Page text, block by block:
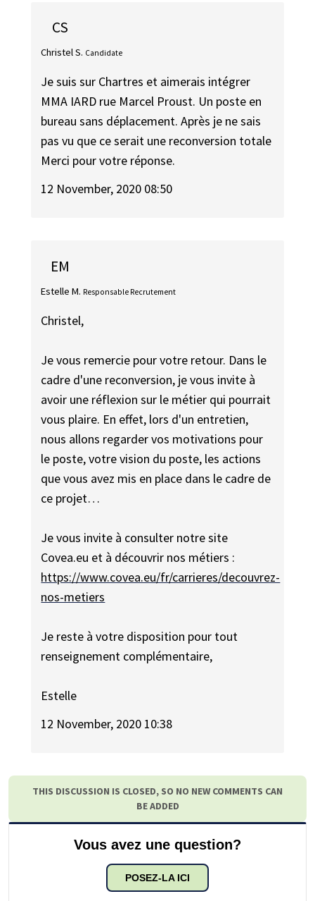
CS
Christel S. Candidate
Je suis sur Chartres et aimerais intégrer
MMA IARD rue Marcel Proust. Un poste en
bureau sans déplacement. Après je ne sais
pas vu que ce serait une reconversion totale
Merci pour votre réponse.
12 November, 2020 08:50
EM
Estelle M. Responsable Recrutement
Christel,
Je vous remercie pour votre retour. Dans le
cadre d'une reconversion, je vous invite à
avoir une réflexion sur le métier qui pourrait
vous plaire. En effet, lors d'un entretien,
nous allons regarder vos motivations pour
le poste, votre vision du poste, les actions
que vous avez mis en place dans le cadre de
ce projet…
Je vous invite à consulter notre site
Covea.eu et à découvrir nos métiers :
https://www.covea.eu/fr/carrieres/decouvrez-
nos-metiers
Je reste à votre disposition pour tout
renseignement complémentaire,
Estelle
12 November, 2020 10:38
THIS DISCUSSION IS CLOSED, SO NO NEW COMMENTS CAN
BE ADDED
Vous avez une question?
POSEZ-LA ICI